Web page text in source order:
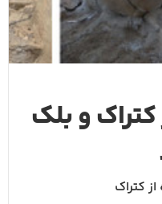
و بلک
کتراک